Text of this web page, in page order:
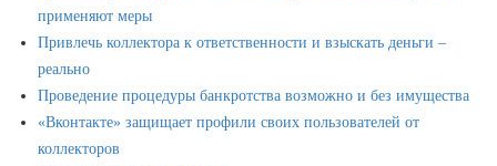
применяют меры
Привлечь коллектора к ответственности и взыскать деньги –
реально
Проведение процедуры банкротства возможно и без имущества
«Вконтакте» защищает профили своих пользователей от
коллекторов